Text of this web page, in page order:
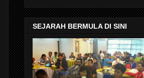
SEJARAH BERMULA DI SINI